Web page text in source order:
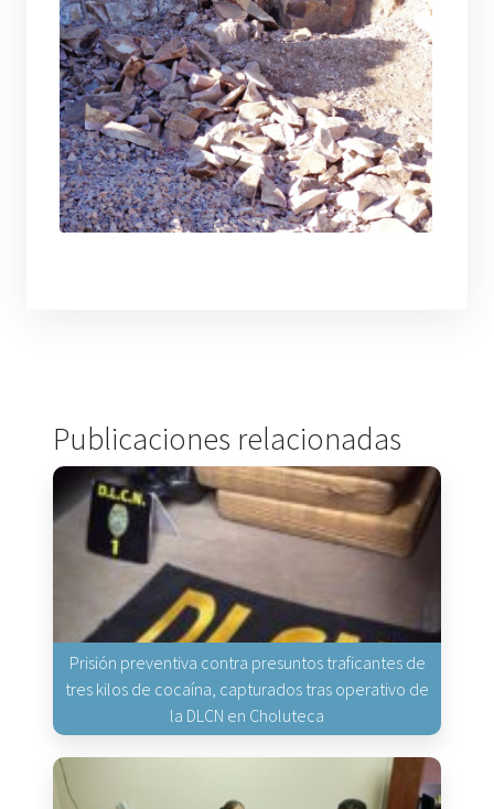
Publicaciones relacionadas
Prisión preventiva contra presuntos traficantes de
tres kilos de cocaína, capturados tras operativo de
la DLCN en Choluteca